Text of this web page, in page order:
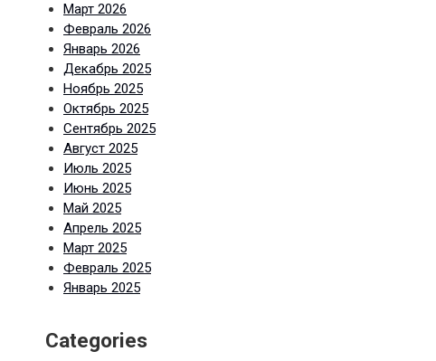
Март 2026
Февраль 2026
Январь 2026
Декабрь 2025
Ноябрь 2025
Октябрь 2025
Сентябрь 2025
Август 2025
Июль 2025
Июнь 2025
Май 2025
Апрель 2025
Март 2025
Февраль 2025
Январь 2025
Categories